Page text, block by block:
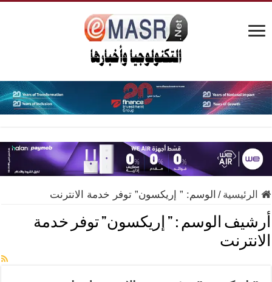
الرئيسية / الوسم: ” إريكسون” توفر خدمة الانترنت
أرشيف الوسم : ” إريكسون” توفر خدمة
الانترنت